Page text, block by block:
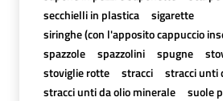
secchielli in plastica
sigarette
siringhe (con l'apposito cappuccio
spazzole
spazzolini spugne
stoviglie rotte
stracci
stracci unti
stracci unti da olio minerale
suole